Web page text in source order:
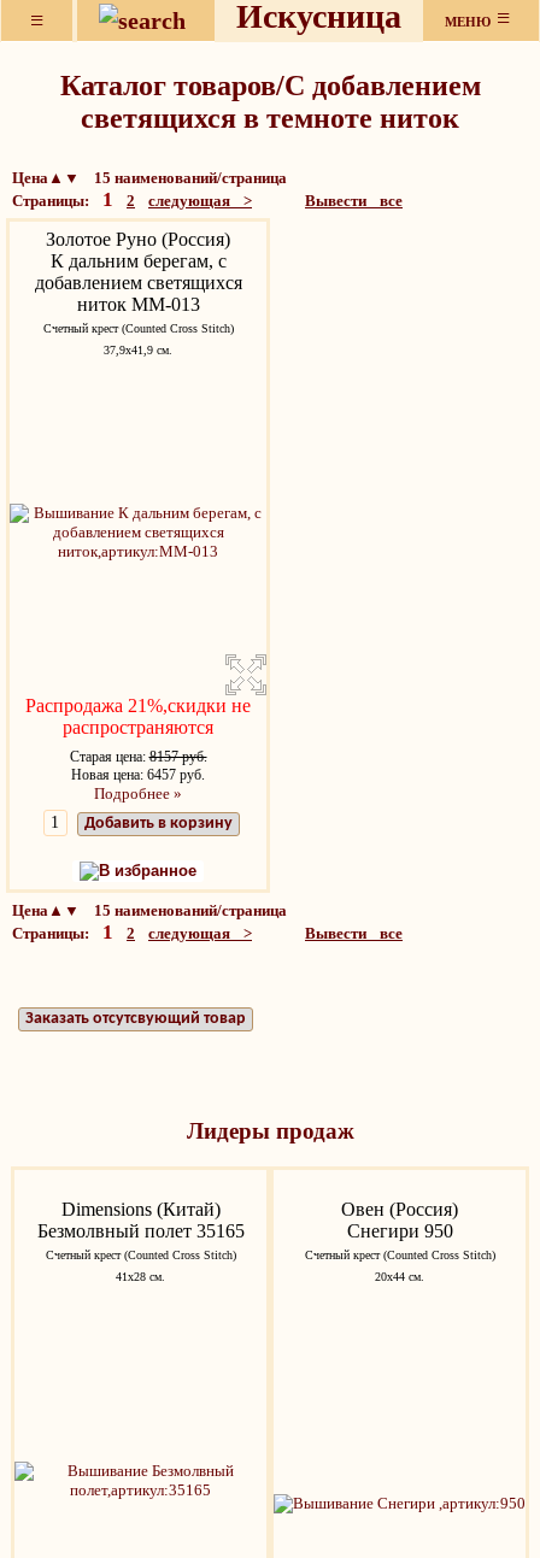
≡ Искусница МЕНЮ ≡
Каталог товаров/С добавлением
светящихся в темноте ниток
Цена▲▼ 15 наименований/страница
Страницы: 1 2 следующая > Вывести все
Золотое Руно (Россия)
К дальним берегам, с
добавлением светящихся
ниток ММ-013
Счетный крест (Counted Cross Stitch)
37,9x41,9 см.
Распродажа 21%,скидки не
распространяются
Старая цена:8157 руб.
Новая цена: 6457 руб.
Подробнее »
Добавить в корзину
В избранное
Цена▲▼ 15 наименований/страница
Страницы: 1 2 следующая > Вывести все
Заказать отсутсвующий товар
Лидеры продаж
Dimensions (Китай)
Безмолвный полет 35165
Счетный крест (Counted Cross Stitch)
41х28 см.
Овен (Россия)
Снегири 950
Счетный крест (Counted Cross Stitch)
20х44 см.